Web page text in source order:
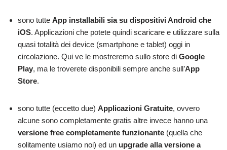
sono tutte App installabili sia su dispositivi Android che
iOS. Applicazioni che potete quindi scaricare e utilizzare sulla
quasi totalità dei device (smartphone e tablet) oggi in
circolazione. Qui ve le mostreremo sullo store di Google
Play, ma le troverete disponibili sempre anche sull’App
Store.
sono tutte (eccetto due) Applicazioni Gratuite, ovvero
alcune sono completamente gratis altre invece hanno una
versione free completamente funzionante (quella che
solitamente usiamo noi) ed un upgrade alla versione a